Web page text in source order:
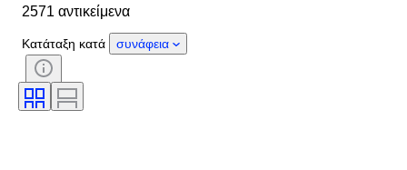
Υλικό
Πιστοποίηση
Υπογραφή
Νόμισμα
Τύπος νομίσματος
Καλλιτέχνης
2571 αντικείμενα
Κατάταξη κατά συνάφεια